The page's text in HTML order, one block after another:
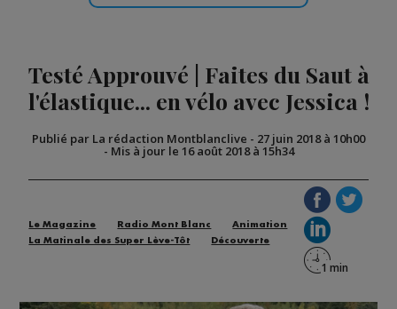
Testé Approuvé | Faites du Saut à
l'élastique... en vélo avec Jessica !
Publié par La rédaction Montblanclive - 27 juin 2018 à 10h00
- Mis à jour le 16 août 2018 à 15h34
Le Magazine Radio Mont Blanc
Animation
La Matinale des Super Lève-Tôt
Découverte